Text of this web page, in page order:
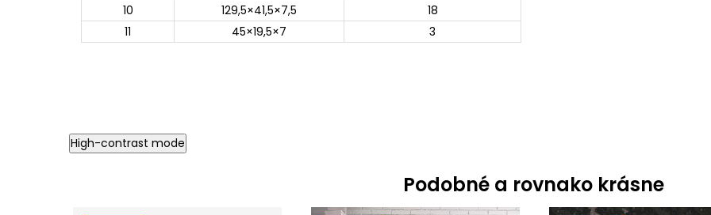
10
129,5×41,5×7,5
18
11
45×19,5×7 3
High-contrast mode
Podobné a rovnako krásne